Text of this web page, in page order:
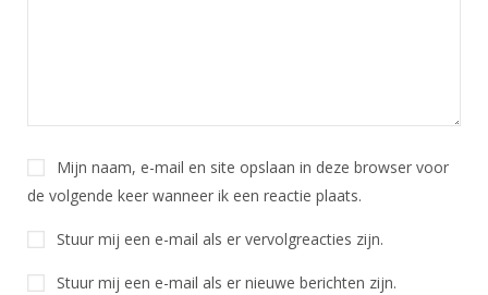
Mijn naam, e-mail en site opslaan in deze browser voor
de volgende keer wanneer ik een reactie plaats.
Stuur mij een e-mail als er vervolgreacties zijn.
Stuur mij een e-mail als er nieuwe berichten zijn.